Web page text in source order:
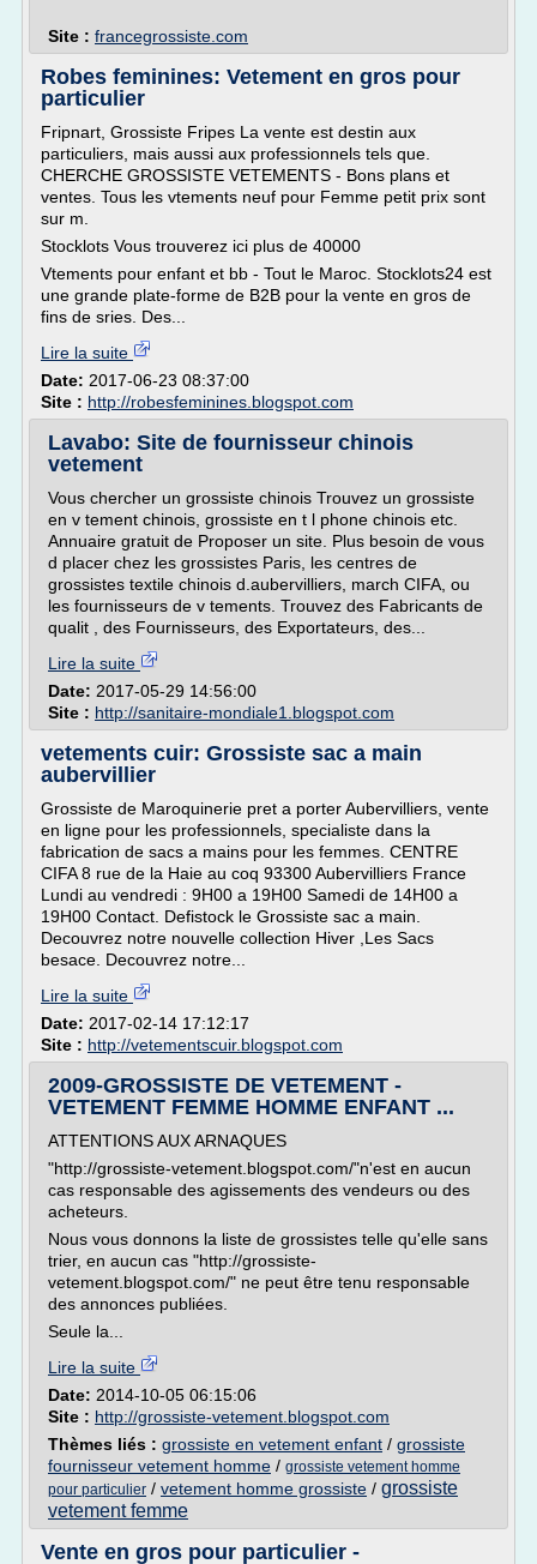
Site : francegrossiste.com
Robes feminines: Vetement en gros pour
particulier
Fripnart, Grossiste Fripes La vente est destin aux
particuliers, mais aussi aux professionnels tels que.
CHERCHE GROSSISTE VETEMENTS - Bons plans et
ventes. Tous les vtements neuf pour Femme petit prix sont
sur m.
Stocklots Vous trouverez ici plus de 40000
Vtements pour enfant et bb - Tout le Maroc. Stocklots24 est
une grande plate-forme de B2B pour la vente en gros de
fins de sries. Des...
Lire la suite
Date: 2017-06-23 08:37:00
Site : http://robesfeminines.blogspot.com
Lavabo: Site de fournisseur chinois
vetement
Vous chercher un grossiste chinois Trouvez un grossiste
en v tement chinois, grossiste en t l phone chinois etc.
Annuaire gratuit de Proposer un site. Plus besoin de vous
d placer chez les grossistes Paris, les centres de
grossistes textile chinois d.aubervilliers, march CIFA, ou
les fournisseurs de v tements. Trouvez des Fabricants de
qualit , des Fournisseurs, des Exportateurs, des...
Lire la suite
Date: 2017-05-29 14:56:00
Site : http://sanitaire-mondiale1.blogspot.com
vetements cuir: Grossiste sac a main
aubervillier
Grossiste de Maroquinerie pret a porter Aubervilliers, vente
en ligne pour les professionnels, specialiste dans la
fabrication de sacs a mains pour les femmes. CENTRE
CIFA 8 rue de la Haie au coq 93300 Aubervilliers France
Lundi au vendredi : 9H00 a 19H00 Samedi de 14H00 a
19H00 Contact. Defistock le Grossiste sac a main.
Decouvrez notre nouvelle collection Hiver ,Les Sacs
besace. Decouvrez notre...
Lire la suite
Date: 2017-02-14 17:12:17
Site : http://vetementscuir.blogspot.com
2009-GROSSISTE DE VETEMENT -
VETEMENT FEMME HOMME ENFANT ...
ATTENTIONS AUX ARNAQUES
"http://grossiste-vetement.blogspot.com/"n'est en aucun
cas responsable des agissements des vendeurs ou des
acheteurs.
Nous vous donnons la liste de grossistes telle qu'elle sans
trier, en aucun cas "http://grossiste-
vetement.blogspot.com/" ne peut être tenu responsable
des annonces publiées.
Seule la...
Lire la suite
Date: 2014-10-05 06:15:06
Site : http://grossiste-vetement.blogspot.com
Thèmes liés : grossiste en vetement enfant / grossiste
fournisseur vetement homme / grossiste vetement homme
pour particulier / vetement homme grossiste / grossiste
vetement femme
Vente en gros pour particulier -